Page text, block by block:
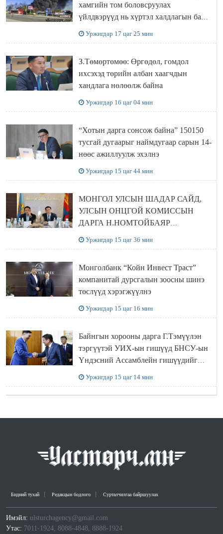
хамгийн том боловсруулах
үйлдвэрүүд нь хүртэл халдлагын бай
Уржигдар 17 цаг 25 мин
З.Төмөртөмөө: Өргөдөл, гомдол
ихсэхэд төрийн албан хаагчдын
хандлага нөлөөлж байна
Уржигдар 16 цаг 04 мин
“Хотын дарга сонсож байна” 150150
тусгай дугаарыг наймдугаар сарын 14-
нөөс ажиллуулж эхэлнэ
Уржигдар 15 цаг 44 мин
МОНГОЛ УЛСЫН ШАДАР САЙД,
УЛСЫН ОНЦГОЙ КОМИССЫН
ДАРГА Н.НОМТОЙБАЯР
Уржигдар 15 цаг 36 мин
Монголбанк “Койн Инвест Траст”
компанитай дурсгалын зоосны шинэ
төслүүд хэрэгжүүлнэ
Уржигдар 15 цаг 16 мин
Байнгын хорооны дарга Г.Тэмүүлэн
тэргүүтэй УИХ-ын гишүүд БНСУ-ын
Үндэсний Ассамблейн гишүүдийг
Уржигдар 15 цаг 14 мин
Бидний тухай Редакцын бодлого Сурталчилгаа байршуулах
Имэйл: ulsturchagency@gmail.com
Утас: 7011-1924, 8088-4848, 8888-1924